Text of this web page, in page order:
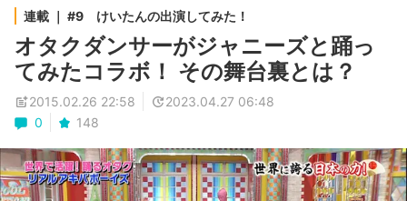
連載 ｜ #9 けいたんの出演してみた！
オタクダンサーがジャニーズと踊っ
てみたコラボ！ その舞台裏とは？
2015.02.26 22:58
2023.04.27 06:48
0
148